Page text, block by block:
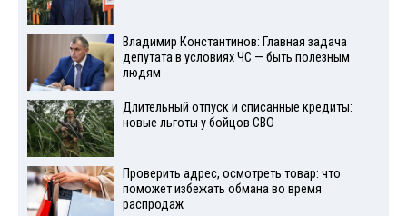
Владимир Константинов: Главная задача
депутата в условиях ЧС — быть полезным
людям
Длительный отпуск и списанные кредиты:
новые льготы у бойцов СВО
Проверить адрес, осмотреть товар: что
поможет избежать обмана во время
распродаж